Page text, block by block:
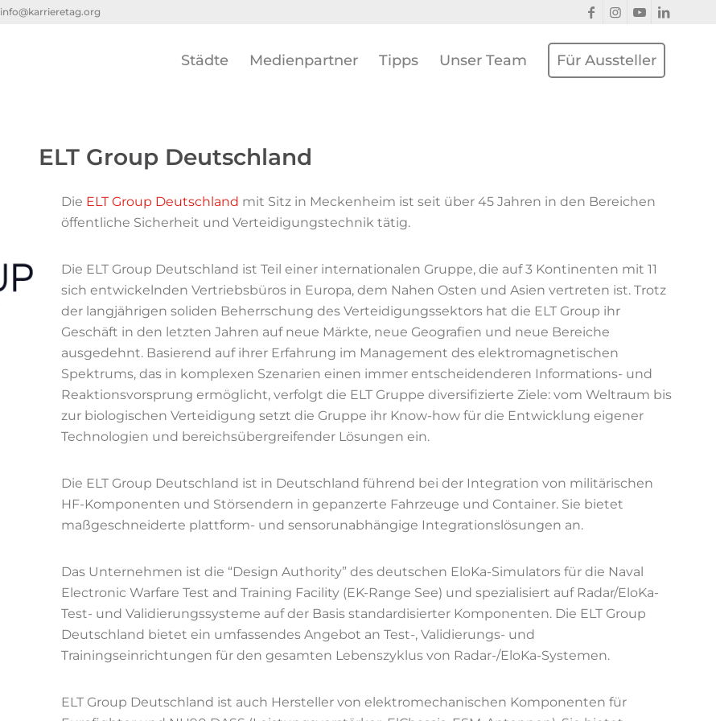
info@karrieretag.org
Städte Medienpartner Tipps Unser Team Für Aussteller
ELT Group Deutschland
Die ELT Group Deutschland mit Sitz in Meckenheim ist seit über 45 Jahren in den Bereichen
öffentliche Sicherheit und Verteidigungstechnik tätig.
Die ELT Group Deutschland ist Teil einer internationalen Gruppe, die auf 3 Kontinenten mit 11
sich entwickelnden Vertriebsbüros in Europa, dem Nahen Osten und Asien vertreten ist. Trotz
der langjährigen soliden Beherrschung des Verteidigungssektors hat die ELT Group ihr
Geschäft in den letzten Jahren auf neue Märkte, neue Geografien und neue Bereiche
ausgedehnt. Basierend auf ihrer Erfahrung im Management des elektromagnetischen
Spektrums, das in komplexen Szenarien einen immer entscheidenderen Informations- und
Reaktionsvorsprung ermöglicht, verfolgt die ELT Gruppe diversifizierte Ziele: vom Weltraum bis
zur biologischen Verteidigung setzt die Gruppe ihr Know-how für die Entwicklung eigener
Technologien und bereichsübergreifender Lösungen ein.
Die ELT Group Deutschland ist in Deutschland führend bei der Integration von militärischen
HF-Komponenten und Störsendern in gepanzerte Fahrzeuge und Container. Sie bietet
maßgeschneiderte plattform- und sensorunabhängige Integrationslösungen an.
Das Unternehmen ist die “Design Authority” des deutschen EloKa-Simulators für die Naval
Electronic Warfare Test and Training Facility (EK-Range See) und spezialisiert auf Radar/EloKa-
Test- und Validierungssysteme auf der Basis standardisierter Komponenten. Die ELT Group
Deutschland bietet ein umfassendes Angebot an Test-, Validierungs- und
Trainingseinrichtungen für den gesamten Lebenszyklus von Radar-/EloKa-Systemen.
ELT Group Deutschland ist auch Hersteller von elektromechanischen Komponenten für